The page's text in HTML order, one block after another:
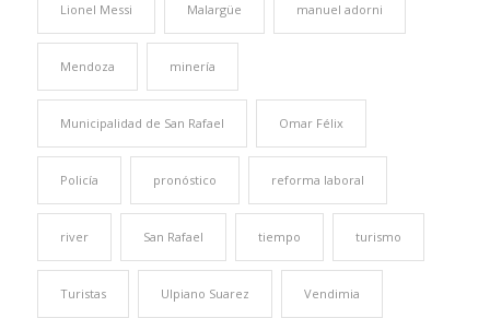
Lionel Messi Malargüe manuel adorni
Mendoza minería
Municipalidad de San Rafael Omar Félix
Policía pronóstico reforma laboral
river San Rafael tiempo turismo
Turistas Ulpiano Suarez Vendimia